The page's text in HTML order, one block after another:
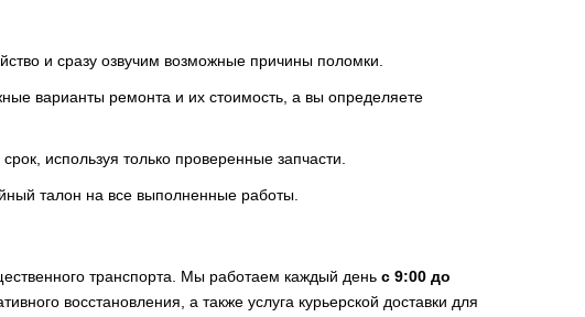
и сразу озвучим возможные причины поломки.
варианты ремонта и их стоимость, а вы определяете
используя только проверенные запчасти.
талон на все выполненные работы.
транспорта. Мы работаем каждый день с 9:00 до
восстановления, а также услуга курьерской доставки для